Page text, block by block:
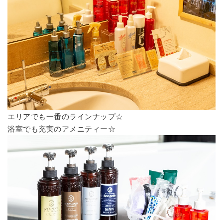
エリアでも一番のラインナップ☆
浴室でも充実のアメニティー☆